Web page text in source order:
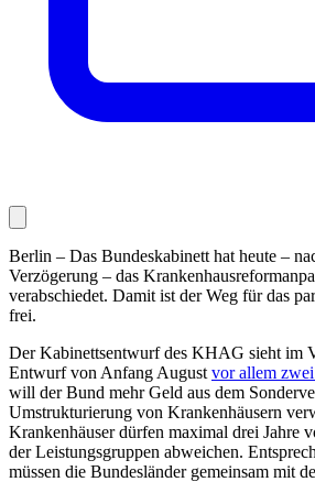
Berlin – Das Bundeskabinett hat heute –
Verzögerung – das
verabschiedet. Damit ist der Weg für das
frei.
Der Kabinettsentwurf des KHAG sieht im
Entwurf von Anfang August vor allem
will der Bund mehr Geld aus dem
Umstrukturierung von Krankenhäusern
Krankenhäuser dürfen maximal drei Jahre
der Leistungsgruppen abweichen.
müssen die Bundesländer gemeinsam mit